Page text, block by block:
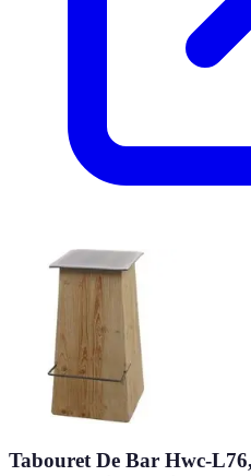
Tabouret De Bar Hwc-